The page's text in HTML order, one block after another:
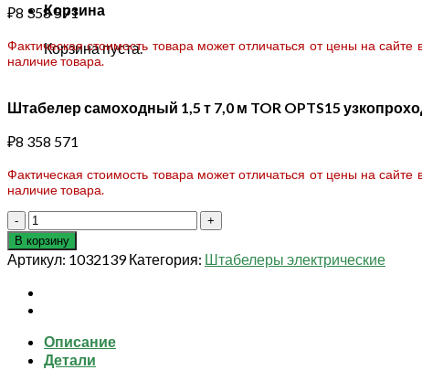
Корзина
Корзина пуста.
₽8 358 571
Фактическая стоимость товара может отличаться от цены на
наличие товара.
Штабелер самоходный 1,5 т 7,0 м TOR OPTS15
₽8 358 571
Фактическая стоимость товара может отличаться от цены на
наличие товара.
Количество
товара
Штабелер
самоходный
1,5
т
м
TOR
В корзину
Артикул: 1032139 Категория: Штабелеры электрические
Описание
Детали